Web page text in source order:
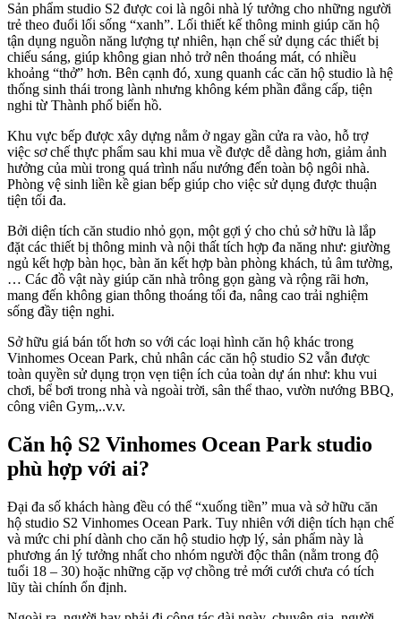
Sản phẩm studio S2 được coi là ngôi nhà lý tưởng cho những người
trẻ theo đuổi lối sống “xanh”. Lối thiết kế thông minh giúp căn hộ
tận dụng nguồn năng lượng tự nhiên, hạn chế sử dụng các thiết bị
chiếu sáng, giúp không gian nhỏ trở nên thoáng mát, có nhiều
khoảng “thở” hơn. Bên cạnh đó, xung quanh các căn hộ studio là hệ
thống sinh thái trong lành nhưng không kém phần đẳng cấp, tiện
nghi từ Thành phố biển hồ.
Khu vực bếp được xây dựng nằm ở ngay gần cửa ra vào, hỗ trợ
việc sơ chế thực phẩm sau khi mua về được dễ dàng hơn, giảm ảnh
hưởng của mùi trong quá trình nấu nướng đến toàn bộ ngôi nhà.
Phòng vệ sinh liền kề gian bếp giúp cho việc sử dụng được thuận
tiện tối đa.
Bởi diện tích căn studio nhỏ gọn, một gợi ý cho chủ sở hữu là lắp
đặt các thiết bị thông minh và nội thất tích hợp đa năng như: giường
ngủ kết hợp bàn học, bàn ăn kết hợp bàn phòng khách, tủ âm tường,
… Các đồ vật này giúp căn nhà trông gọn gàng và rộng rãi hơn,
mang đến không gian thông thoáng tối đa, nâng cao trải nghiệm
sống đầy tiện nghi.
Sở hữu giá bán tốt hơn so với các loại hình căn hộ khác trong
Vinhomes Ocean Park, chủ nhân các căn hộ studio S2 vẫn được
toàn quyền sử dụng trọn vẹn tiện ích của toàn dự án như: khu vui
chơi, bể bơi trong nhà và ngoài trời, sân thể thao, vườn nướng BBQ,
công viên Gym,..v.v.
Căn hộ S2 Vinhomes Ocean Park studio
phù hợp với ai?
Đại đa số khách hàng đều có thể “xuống tiền” mua và sở hữu căn
hộ studio S2 Vinhomes Ocean Park. Tuy nhiên với diện tích hạn chế
và mức chi phí dành cho căn hộ studio hợp lý, sản phẩm này là
phương án lý tưởng nhất cho nhóm người độc thân (nằm trong độ
tuổi 18 – 30) hoặc những cặp vợ chồng trẻ mới cưới chưa có tích
lũy tài chính ổn định.